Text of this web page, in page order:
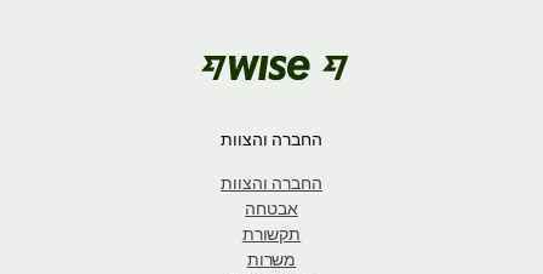
החברה והצוות
החברה והצוות
אבטחה
תקשורת
משרות